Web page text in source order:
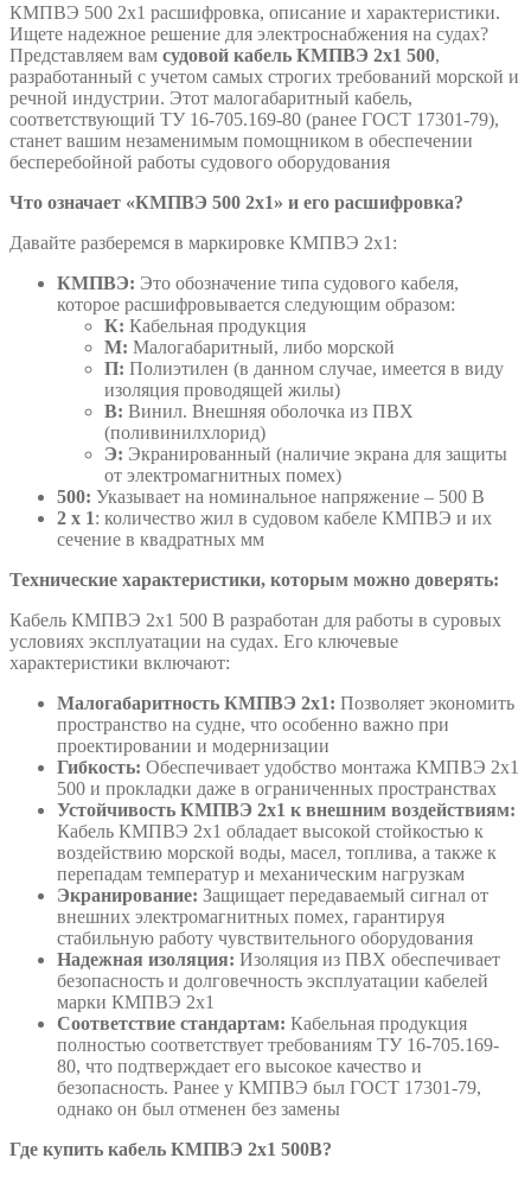
КМПВЭ 500 2х1 расшифровка, описание и характеристики.
Ищете надежное решение для электроснабжения на судах?
Представляем вам судовой кабель КМПВЭ 2х1 500,
разработанный с учетом самых строгих требований морской и
речной индустрии. Этот малогабаритный кабель,
соответствующий ТУ 16-705.169-80 (ранее ГОСТ 17301-79),
станет вашим незаменимым помощником в обеспечении
бесперебойной работы судового оборудования
Что означает «КМПВЭ 500 2х1» и его расшифровка?
Давайте разберемся в маркировке КМПВЭ 2х1:
КМПВЭ: Это обозначение типа судового кабеля,
которое расшифровывается следующим образом:
К: Кабельная продукция
М: Малогабаритный, либо морской
П: Полиэтилен (в данном случае, имеется в виду
изоляция проводящей жилы)
В: Винил. Внешняя оболочка из ПВХ
(поливинилхлорид)
Э: Экранированный (наличие экрана для защиты
от электромагнитных помех)
500: Указывает на номинальное напряжение – 500 В
2 х 1: количество жил в судовом кабеле КМПВЭ и их
сечение в квадратных мм
Технические характеристики, которым можно доверять:
Кабель КМПВЭ 2х1 500 В разработан для работы в суровых
условиях эксплуатации на судах. Его ключевые
характеристики включают:
Малогабаритность КМПВЭ 2х1: Позволяет экономить
пространство на судне, что особенно важно при
проектировании и модернизации
Гибкость: Обеспечивает удобство монтажа КМПВЭ 2х1
500 и прокладки даже в ограниченных пространствах
Устойчивость КМПВЭ 2х1 к внешним воздействиям:
Кабель КМПВЭ 2х1 обладает высокой стойкостью к
воздействию морской воды, масел, топлива, а также к
перепадам температур и механическим нагрузкам
Экранирование: Защищает передаваемый сигнал от
внешних электромагнитных помех, гарантируя
стабильную работу чувствительного оборудования
Надежная изоляция: Изоляция из ПВХ обеспечивает
безопасность и долговечность эксплуатации кабелей
марки КМПВЭ 2х1
Соответствие стандартам: Кабельная продукция
полностью соответствует требованиям ТУ 16-705.169-
80, что подтверждает его высокое качество и
безопасность. Ранее у КМПВЭ был ГОСТ 17301-79,
однако он был отменен без замены
Где купить кабель КМПВЭ 2х1 500В?